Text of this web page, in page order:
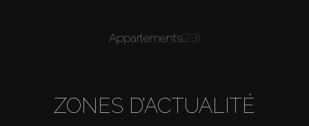
Appartements(23)
ZONES D’ACTUALITÉ